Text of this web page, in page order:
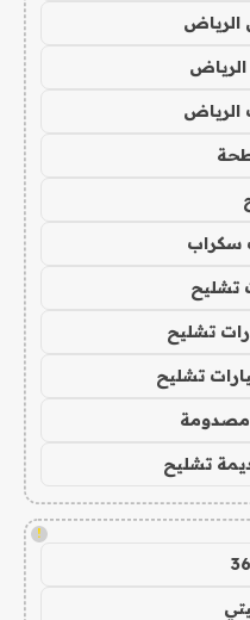
سكراب
تشليح
تشليح
تشليح
مصدومة
تشليح
!